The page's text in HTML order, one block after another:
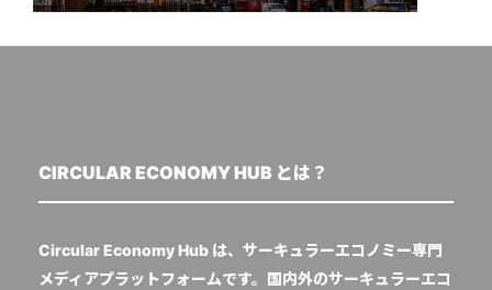
CIRCULAR ECONOMY HUB とは？
Circular Economy Hub は、サーキュラーエコノミー専門
メディアプラットフォームです。国内外のサーキュラーエコ